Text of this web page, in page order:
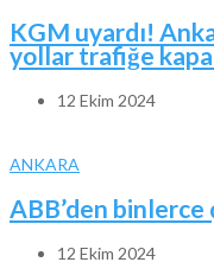
KGM uyardı!
yollar trafiğe
12 Ekim 2024
ANKARA
ABB’den
12 Ekim 2024